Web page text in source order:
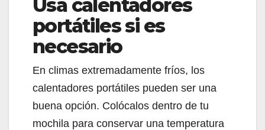
Usa calentadores
portátiles si es
necesario
En climas extremadamente fríos, los
calentadores portátiles pueden ser una
buena opción. Colócalos dentro de tu
mochila para conservar una temperatura